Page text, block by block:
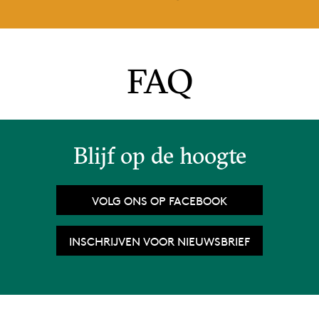
FAQ
Blijf op de hoogte
VOLG ONS OP FACEBOOK
INSCHRIJVEN VOOR NIEUWSBRIEF